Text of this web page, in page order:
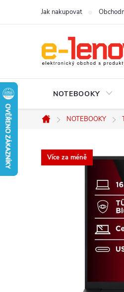
Jak nakupovat
NOTEBOOKY
Domů
NOTEBOOKY
Více za méně